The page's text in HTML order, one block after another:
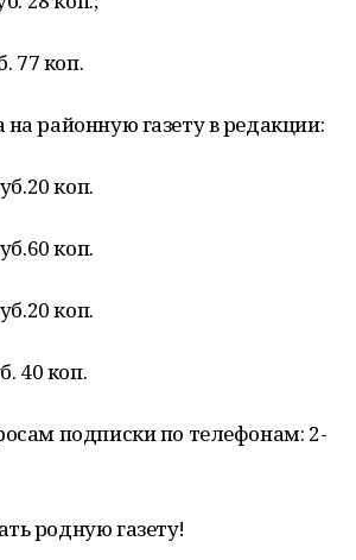
77 коп.
районную газету в редакции:
коп.
коп.
коп.
40 коп.
подписки по телефонам: 2-
родную газету!